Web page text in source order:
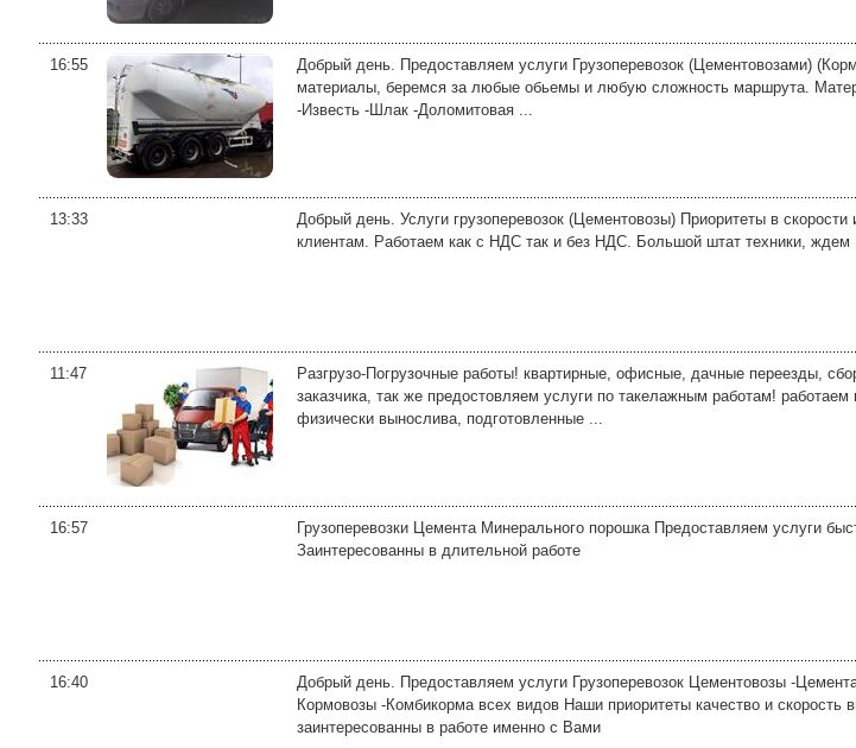
16:55
Добрый день. Предоставляем услуги Грузоперевозок (Цементовозами)
материалы, беремся за любые обьемы и любую сложность маршрута.
-Известь -Шлак -Доломитовая ...
13:33
Добрый день. Услуги грузоперевозок (Цементовозы) Приоритеты в
клиентам. Работаем как с НДС так и без НДС. Большой штат техники,
11:47
Разгрузо-Погрузочные работы! квартирные, офисные, дачные переезды,
заказчика, так же предостовляем услуги по такелажным работам!
физически вынослива, подготовленные ...
16:57
Грузоперевозки Цемента Минерального порошка Предоставляем услуги
Заинтересованны в длительной работе
16:40
Добрый день. Предоставляем услуги Грузоперевозок Цементовозы -
Кормовозы -Комбикорма всех видов Наши приоритеты качество и скорость
заинтересованны в работе именно с Вами